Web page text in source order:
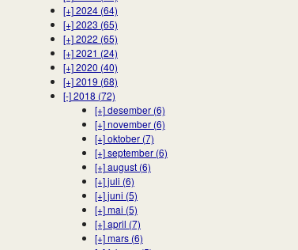
[+]2024 (64)
[+]2023 (65)
[+]2022 (65)
[+]2021 (24)
[+]2020 (40)
[+]2019 (68)
[-]2018 (72)
[+]desember (6)
[+]november (6)
[+]oktober (7)
[+]september (6)
[+]august (6)
[+]juli (6)
[+]juni (5)
[+]mai (5)
[+]april (7)
[+]mars (6)